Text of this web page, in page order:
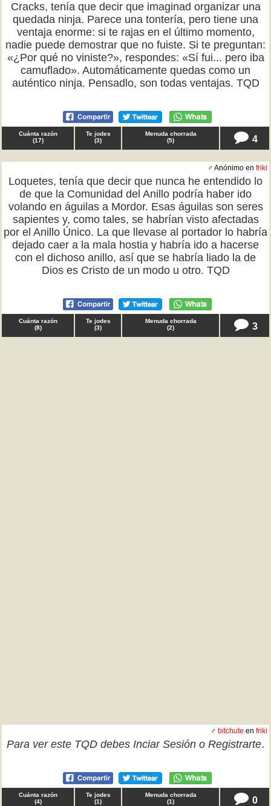
Cracks, tenía que decir que imaginad organizar una
quedada ninja. Parece una tontería, pero tiene una
ventaja enorme: si te rajas en el último momento,
nadie puede demostrar que no fuiste. Si te preguntan:
«¿Por qué no viniste?», respondes: «Sí fui... pero iba
camuflado». Automáticamente quedas como un
auténtico ninja. Pensadlo, son todas ventajas. TQD
Cuánta razón
(17)
Te jodes
(3)
Menuda chorrada
(5) 4
♂ Anónimo en friki
Loquetes, tenía que decir que nunca he entendido lo
de que la Comunidad del Anillo podría haber ido
volando en águilas a Mordor. Esas águilas son seres
sapientes y, como tales, se habrían visto afectadas
por el Anillo Único. La que llevase al portador lo habría
dejado caer a la mala hostia y habría ido a hacerse
con el dichoso anillo, así que se habría liado la de
Dios es Cristo de un modo u otro. TQD
Cuánta razón
(8)
Te jodes
(3)
Menuda chorrada
(2) 3
♂ bitchute en friki
Para ver este TQD debes Inciar Sesión o Registrarte.
Cuánta razón
(4)
Te jodes
(1)
Menuda chorrada
(1) 0